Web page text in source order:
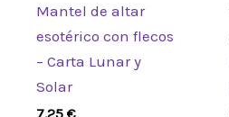
Mantel de altar
esotérico con flecos
– Carta Lunar y
Solar